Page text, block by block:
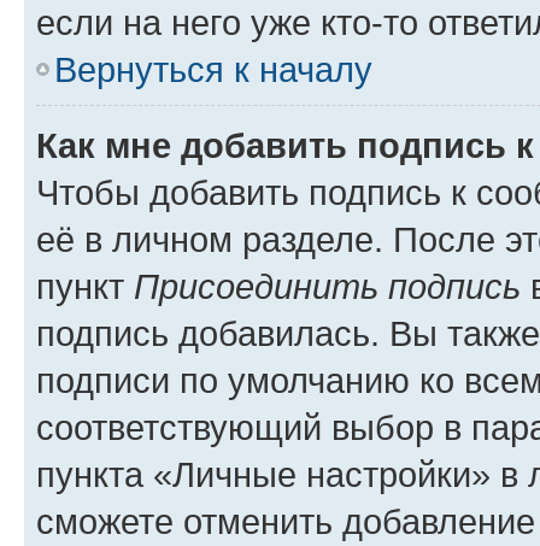
если на него уже кто-то
Вернуться к началу
Как мне добавить подпись
Чтобы добавить подпись к
её в личном разделе. После
пункт Присоединить подпись
подпись добавилась. Вы
подписи по умолчанию ко
соответствующий выбор в
пункта «Личные настройки»
сможете отменить